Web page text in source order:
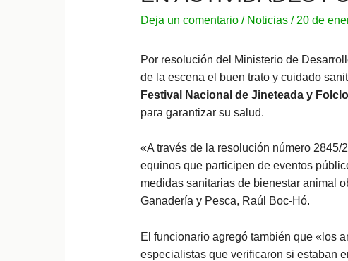
Deja un comentario / Noticias/ 20 de
Por resolución del Ministerio de
de la escena el buen trato y cuidado
Festival Nacional de Jineteada y
para garantizar su salud.
«A través de la resolución número
equinos que participen de eventos
medidas sanitarias de bienestar animal
Ganadería y Pesca, Raúl Boc-Hó.
El funcionario agregó también que «los
especialistas que verificaron si estaban